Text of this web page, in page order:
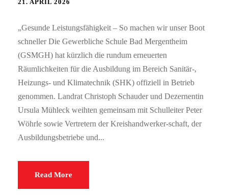
21. APRIL 2026
„Gesunde Leistungsfähigkeit – So machen wir unser Boot
schneller Die Gewerbliche Schule Bad Mergentheim
(GSMGH) hat kürzlich die rundum erneuerten
Räumlichkeiten für die Ausbildung im Bereich Sanitär-,
Heizungs- und Klimatechnik (SHK) offiziell in Betrieb
genommen. Landrat Christoph Schauder und Dezernentin
Ursula Mühleck weihten gemeinsam mit Schulleiter Peter
Wöhrle sowie Vertretern der Kreishandwerker-schaft, der
Ausbildungsbetriebe und...
Read More